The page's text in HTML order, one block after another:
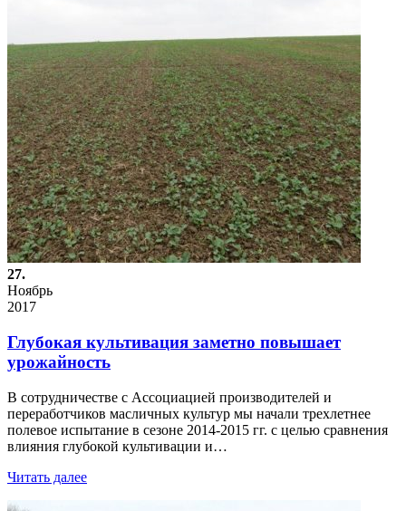
27.
Ноябрь
2017
Глубокая культивация заметно повышает
урожайность
В сотрудничестве с Ассоциацией производителей и
переработчиков масличных культур мы начали трехлетнее
полевое испытание в сезоне 2014-2015 гг. c целью сравнения
влияния глубокой культивации и…
Читать далее